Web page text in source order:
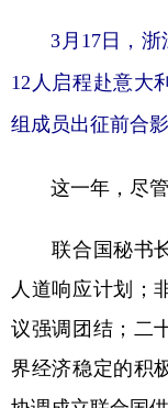
3月17日，
12人启程赴意大
组成员出征前合
这一年，尽管
联合国秘书长
人道响应计划；
议强调团结；二
界经济稳定的积